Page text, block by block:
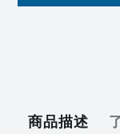
商品描述